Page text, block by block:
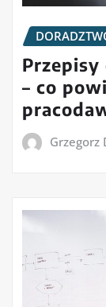
Przepisy
– co
Grzegorz